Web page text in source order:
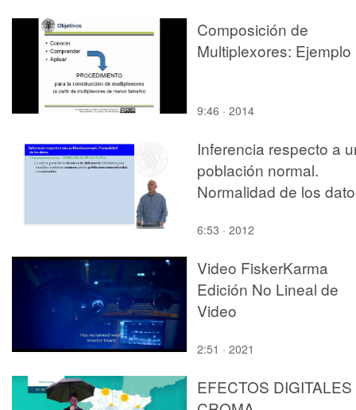
Composición de
Multiplexores: Ejemplo
9:46 · 2014
Inferencia respecto a
población normal.
Normalidad de los
6:53 · 2012
Video FiskerKarma
Edición No Lineal de
Video
2:51 · 2021
EFECTOS DIGITALES